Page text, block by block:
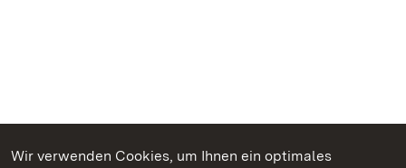
Wir verwenden Cookies, um Ihnen ein optimales